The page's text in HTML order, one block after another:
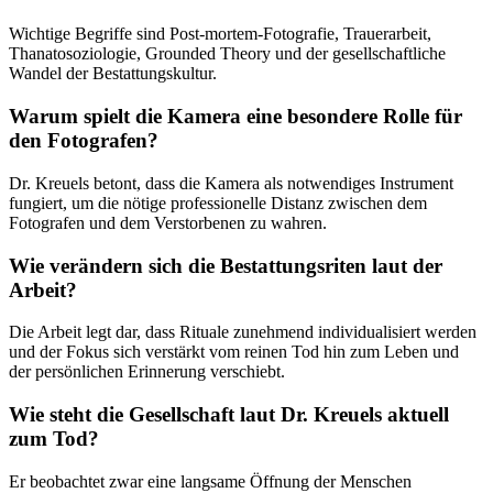
Wichtige Begriffe sind Post-mortem-Fotografie, Trauerarbeit,
Thanatosoziologie, Grounded Theory und der gesellschaftliche
Wandel der Bestattungskultur.
Warum spielt die Kamera eine besondere Rolle für
den Fotografen?
Dr. Kreuels betont, dass die Kamera als notwendiges Instrument
fungiert, um die nötige professionelle Distanz zwischen dem
Fotografen und dem Verstorbenen zu wahren.
Wie verändern sich die Bestattungsriten laut der
Arbeit?
Die Arbeit legt dar, dass Rituale zunehmend individualisiert werden
und der Fokus sich verstärkt vom reinen Tod hin zum Leben und
der persönlichen Erinnerung verschiebt.
Wie steht die Gesellschaft laut Dr. Kreuels aktuell
zum Tod?
Er beobachtet zwar eine langsame Öffnung der Menschen